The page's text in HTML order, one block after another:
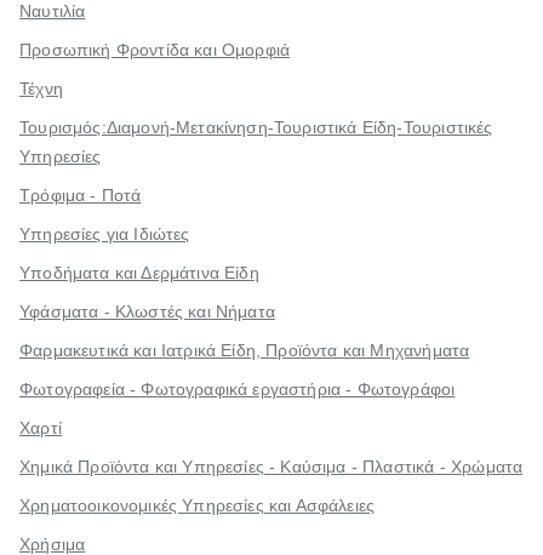
Ναυτιλία
Προσωπική Φροντίδα και Ομορφιά
Τέχνη
Τουρισμός:Διαμονή-Μετακίνηση-Τουριστικά Είδη-Τουριστικές
Υπηρεσίες
Τρόφιμα - Ποτά
Υπηρεσίες για Ιδιώτες
Υποδήματα και Δερμάτινα Είδη
Υφάσματα - Κλωστές και Νήματα
Φαρμακευτικά και Ιατρικά Είδη, Προϊόντα και Μηχανήματα
Φωτογραφεία - Φωτογραφικά εργαστήρια - Φωτογράφοι
Χαρτί
Χημικά Προϊόντα και Υπηρεσίες - Καύσιμα - Πλαστικά - Χρώματα
Χρηματοοικονομικές Υπηρεσίες και Ασφάλειες
Χρήσιμα